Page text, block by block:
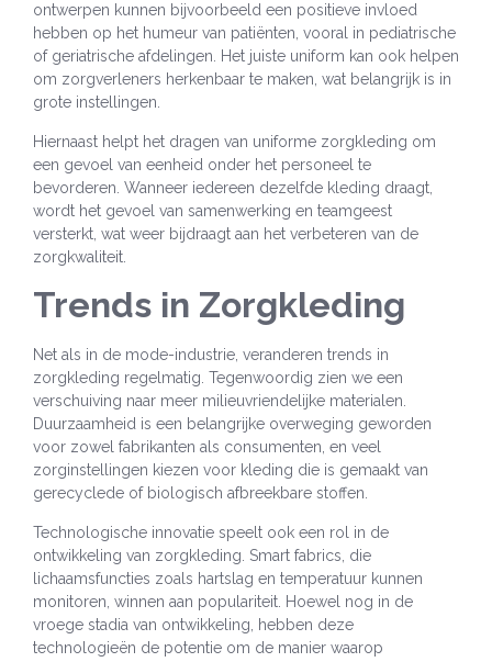
ontwerpen kunnen bijvoorbeeld een positieve invloed
hebben op het humeur van patiënten, vooral in pediatrische
of geriatrische afdelingen. Het juiste uniform kan ook helpen
om zorgverleners herkenbaar te maken, wat belangrijk is in
grote instellingen.
Hiernaast helpt het dragen van uniforme zorgkleding om
een gevoel van eenheid onder het personeel te
bevorderen. Wanneer iedereen dezelfde kleding draagt,
wordt het gevoel van samenwerking en teamgeest
versterkt, wat weer bijdraagt aan het verbeteren van de
zorgkwaliteit.
Trends in Zorgkleding
Net als in de mode-industrie, veranderen trends in
zorgkleding regelmatig. Tegenwoordig zien we een
verschuiving naar meer milieuvriendelijke materialen.
Duurzaamheid is een belangrijke overweging geworden
voor zowel fabrikanten als consumenten, en veel
zorginstellingen kiezen voor kleding die is gemaakt van
gerecyclede of biologisch afbreekbare stoffen.
Technologische innovatie speelt ook een rol in de
ontwikkeling van zorgkleding. Smart fabrics, die
lichaamsfuncties zoals hartslag en temperatuur kunnen
monitoren, winnen aan populariteit. Hoewel nog in de
vroege stadia van ontwikkeling, hebben deze
technologieën de potentie om de manier waarop